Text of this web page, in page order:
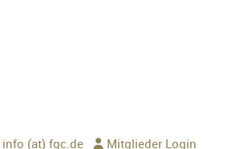
info (at) fgc.de  Mitglieder Login